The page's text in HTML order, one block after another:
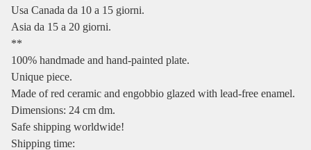
Usa Canada da 10 a 15 giorni.
Asia da 15 a 20 giorni.
**
100% handmade and hand-painted plate.
Unique piece.
Made of red ceramic and engobbio glazed with lead-free enamel.
Dimensions: 24 cm dm.
Safe shipping worldwide!
Shipping time: